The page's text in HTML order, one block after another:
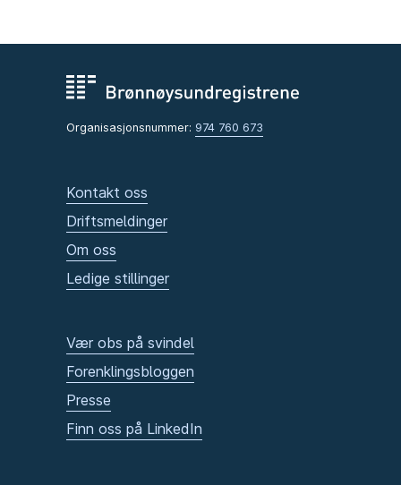
Organisasjonsnummer: 974 760 673
Kontakt oss
Driftsmeldinger
Om oss
Ledige stillinger
Vær obs på svindel
Forenklingsbloggen
Presse
Finn oss på LinkedIn